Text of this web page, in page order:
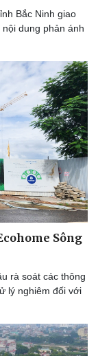
Bắc Ninh giao
dung phản ánh
Sông
rà soát các thông
lý nghiêm đối với